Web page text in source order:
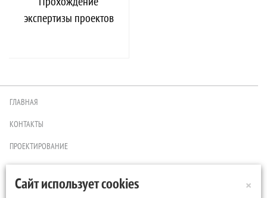
экспертизы проектов
ГЛАВНАЯ
КОНТАКТЫ
ПРОЕКТИРОВАНИЕ
ПРОЕКТЫ
ЦЕНЫ
Сайт использует cookies ×